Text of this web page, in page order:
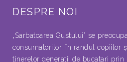
DESPRE NOI
„Sarbatoarea Gustului” se
consumatorilor, în randul copiilor
tinerelor generatii de bucatari prin